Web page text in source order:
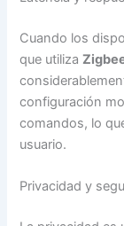
Cuando los
que utiliza
configuración
comandos, lo
usuario.
Privacidad y